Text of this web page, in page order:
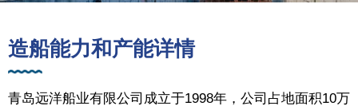
造船能力和产能详情
青岛远洋船业有限公司成立于1998年，公司占地面积10万